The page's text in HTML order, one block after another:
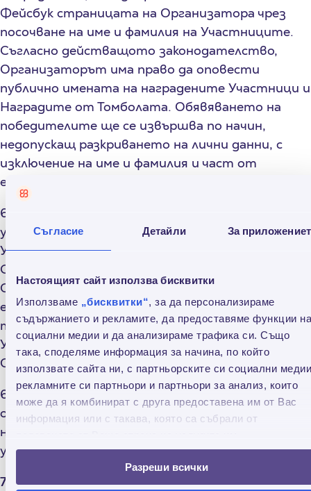
Съгласие Детайли За
Настоящият сайт използва бисквитки
Използваме „бисквитки“, за да персонализираме
съдържанието и рекламите, да предоставяме функции на
социални медии и да анализираме трафика си. Също
така, споделяме информация за начина, по който
използвате сайта ни, с партньорските си социални
рекламните си партньори и партньори за анализ, които
може да я комбинират с друга предоставена им от Вас
информация или с такава, която са събрали от
Разреши всички
Фейсбук страницата на Организатора чрез
посочване на име и фамилия на Участниците.
Съгласно действащото законодателство,
Организаторът има право да оповести
публично имената на наградените Участници и
Наградите от Томболата. Обявяването на
победителите ще се извършва по начин,
недопускащ разкриването на лични данни, с
изключение на име и фамилия и част от
електронния адрес, съгласно настоящите ОУ.
6.4. Организаторът поема ангажимент да
уведоми публично и/или лично печелившите
Участници. Публично се счита съобщението на
Сайта и на Фейсбук страницата на
Организатора. Лично се счита уведомление на
електронния адрес /е-mail/ или обаждане на
телефонния номер, посочени за контакт от
Участника в договора за кредит, сключен с
Организатора.
6.5. Организаторът няма задължението да
осъществява кореспонденция, свързана с
непечелившите Участници, в това число да ги
уведомява за факта, че не са спечелили.
7. Получаване на Наградата: